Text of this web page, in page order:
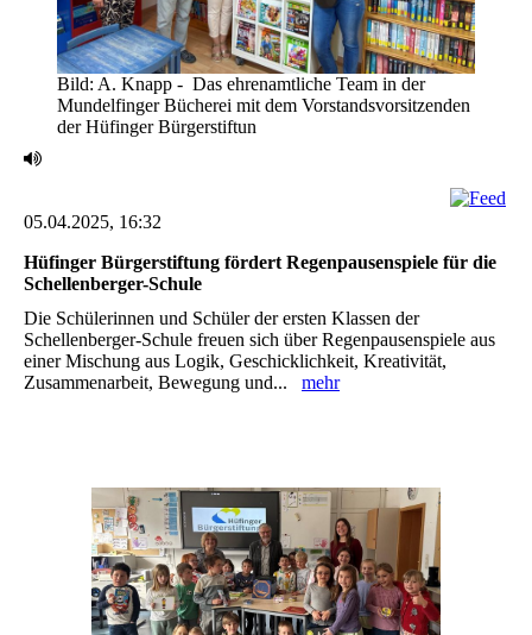
Bild: A. Knapp - ‎ Das ehrenamtliche Team in der
Mundelfinger Bücherei mit dem Vorstandsvorsitzenden
der ‎Hüfinger Bürgerstiftun
05.04.2025, 16:32
Hüfinger Bürgerstiftung fördert Regenpausenspiele für die
Schellenberger-Schule
Die Schülerinnen und Schüler der ersten Klassen der
Schellenberger-Schule freuen sich über Regenpausenspiele aus
einer Mischung aus Logik, Geschicklichkeit, Kreativität,
Zusammenarbeit, Bewegung und... mehr